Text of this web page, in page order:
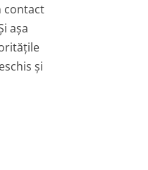
contact
așa
și